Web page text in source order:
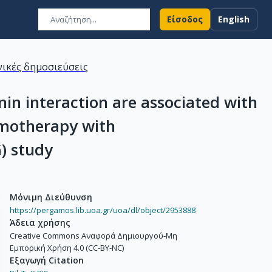
Είσοδος English
δημοσιεύσεις
interaction are associated with
with
study
Μόνιμη Διεύθυνση
https://pergamos.lib.uoa.gr/uoa/dl/object/2953888
Άδεια χρήσης
Creative Commons Αναφορά Δημιουργού-Μη
Εμπορική Χρήση 4.0 (CC-BY-NC)
Εξαγωγή Citation